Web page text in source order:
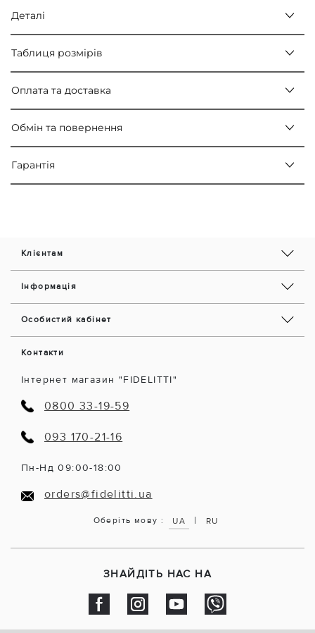
Деталі
Таблиця розмірів
Оплата та доставка
Обмін та повернення
Гарантія
Клієнтам
Інформація
Особистий кабінет
Контакти
Інтернет магазин "FIDELITTI"
0800 33-19-59
093 170-21-16
Пн-Нд 09:00-18:00
orders@fidelitti.ua
Оберіть мову : UA | RU
ЗНАЙДІТЬ НАС НА